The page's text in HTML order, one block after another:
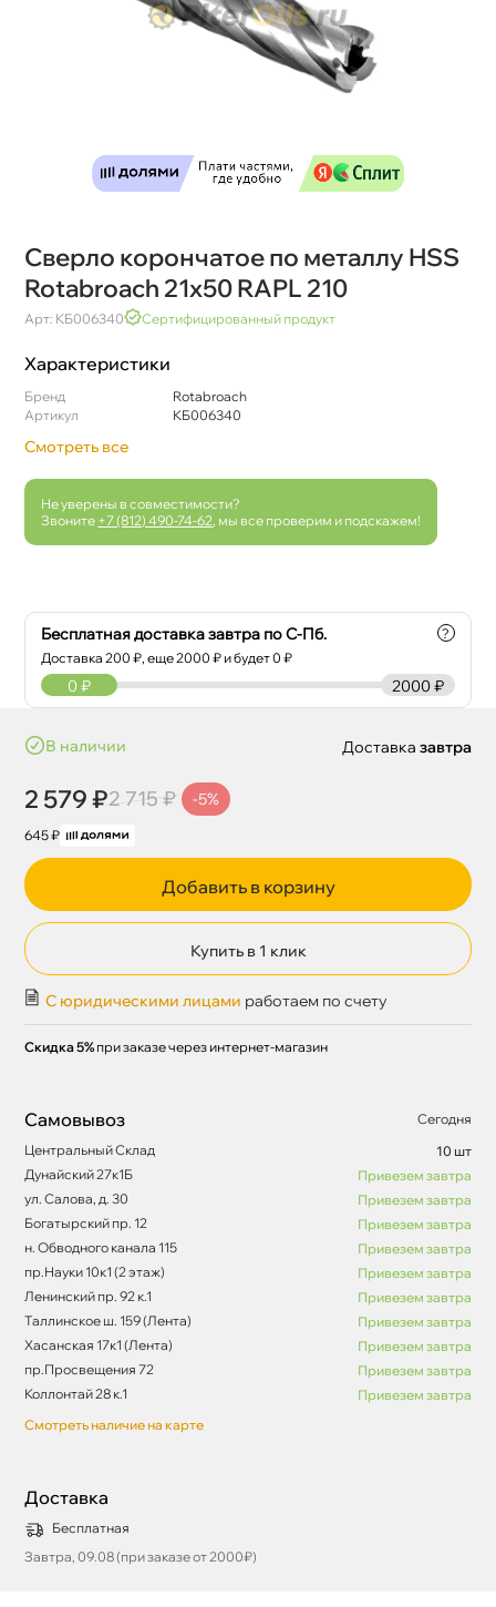
Сверло корончатое по металлу HSS
Rotabroach 21х50 RAPL 210
Арт: КБ006340 Сертифицированный продукт
Характеристики
Бренд
Rotabroach
Артикул
КБ006340
Смотреть все
Не уверены в совместимости?
Звоните +7 (812) 490-74-62 , мы все проверим и подскажем!
Бесплатная доставка завтра по С-Пб.
Доставка200 ₽, еще2000 ₽ и будет 0 ₽
?
2000 ₽
0 ₽
наличии
2 579 ₽2 715 ₽ -5%
645 ₽
Доставка завтра
Добавить в корзину
Купить в 1 клик
С юридическими лицами работаем по счету
Скидка 5% при заказе через интернет-магазин
Самовывоз
Сегодня
Центральный Склад
10 шт
Дунайский 27к1Б
Привезем завтра
ул. Салова, д. 30
Привезем завтра
Богатырский пр. 12
Привезем завтра
н. Обводного канала 115
Привезем завтра
пр.Науки 10к1 (2 этаж)
Привезем завтра
Ленинский пр. 92 к.1
Привезем завтра
Таллинское ш. 159 (Лента)
Привезем завтра
Хасанская 17к1 (Лента)
Привезем завтра
пр.Просвещения 72
Привезем завтра
Коллонтай 28 к.1
Привезем завтра
Смотреть наличие на карте
Доставка
Бесплатная
Завтра, 09.08 (при заказе от 2000₽)